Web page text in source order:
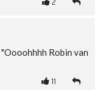
Robin van
11